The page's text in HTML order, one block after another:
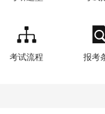
考试流程 报考